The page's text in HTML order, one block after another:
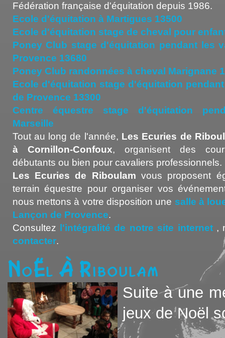
Fédération française d'équitation depuis 1986.
Ecole d'équitation à Martigues 13500
Ecole d'équitation stage de cheval pour
Poney Club stage d'équitation pendant les
Provence 13680
Poney Club randonnées à cheval Marignane
Ecole d'équitation stage d'équitation
de Provence 13300
Centre équestre stage d'équitation
Marseille
Tout au long de l'année, Les Ecuries de
à Cornillon-Confoux, organisent des
débutants ou bien pour cavaliers professionnels.
Les Ecuries de Riboulam vous proposent
terrain équestre pour organiser vos
nous mettons à votre disposition une salle à
Lançon de Provence.
Consultez
l'intégralité de notre site internet,
contacter.
Noël à Riboulam
Suite à une
jeux de Noël